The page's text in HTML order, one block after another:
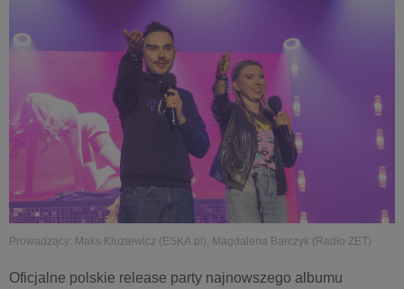
Prowadzący: Maks Kluziewicz (ESKA.pl), Magdalena Barczyk (Radio ZET)
Oficjalne polskie release party najnowszego albumu